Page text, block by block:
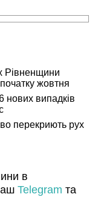
Рівненщини
жовтня
нових випадків
перекриють рух
в
Telegram та